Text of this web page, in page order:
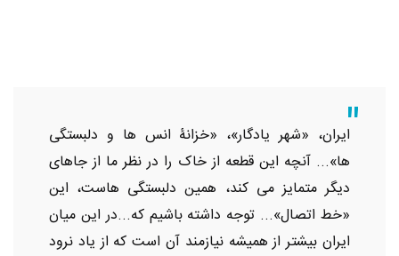
ایران، «شهر یادگار»، «خزانۀ انس ها و دلبستگی
ها»... آنچه این قطعه از خاک را در نظر ما از جاهای
دیگر متمایز می کند، همین دلبستگی هاست، این
«خط اتصال»... توجه داشته باشیم که...در این میان
ایران بیشتر از همیشه نیازمند آن است که از یاد نرود